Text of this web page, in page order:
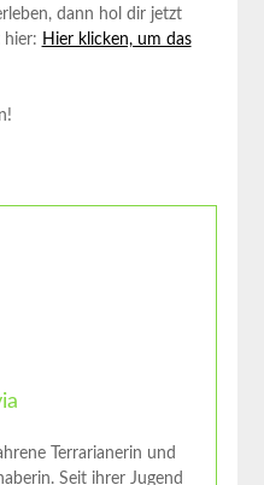
dann hol dir jetzt
hier: Hier klicken, um das
Terrarianerin und
Seit ihrer Jugend